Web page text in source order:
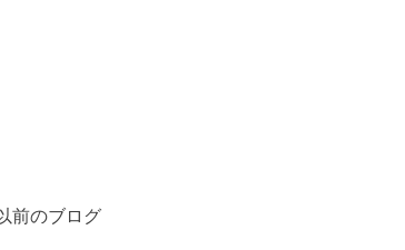
前のブログ